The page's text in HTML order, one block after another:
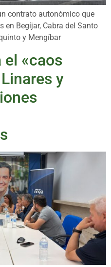
contrato autonómico que
en Begíjar, Cabra del Santo
y Mengíbar
el «caos
y